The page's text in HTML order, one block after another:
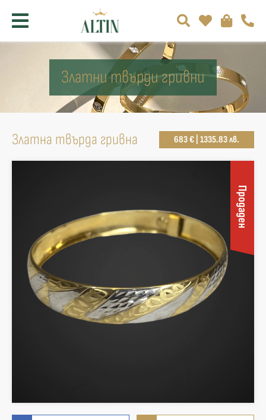
Златни твърди гривни
Златна твърда гривна 683 € | 1335.83 лв.
Продаден